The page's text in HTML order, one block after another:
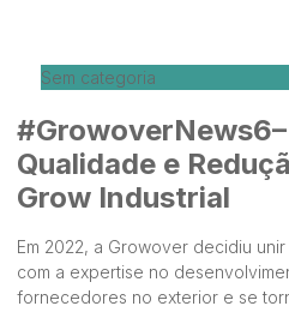
Sem categoria
Qualidade e
Grow Industrial
Em 2022, a Growover decidiu
com a expertise no
fornecedores no exterior e se